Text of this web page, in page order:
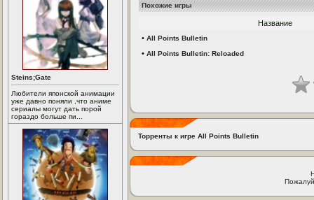
Steins;Gate
Любители японской анимации
уже давно поняли ,что аниме
сериалы могут дать порой
гораздо больше пи...
Похожие игры
Название
• All Points Bulletin
• All Points Bulletin: Reloaded
Торренты к игре All Points Bulletin